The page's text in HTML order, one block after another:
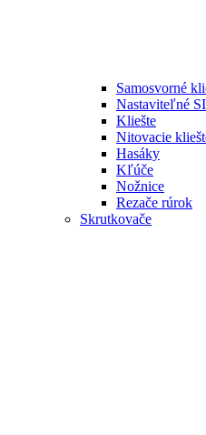
Samosvorné
Nastaviteľné
Kliešte
Nitovacie
Hasáky
Kľúče
Nožnice
Rezače rúrok
Skrutkovače